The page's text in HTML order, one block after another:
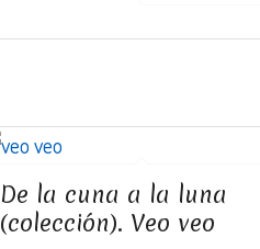
De la cuna a la luna
(colección). Veo veo